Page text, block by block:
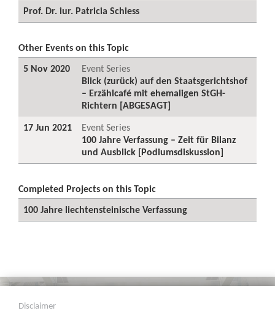
Prof. Dr. iur. Patricia Schiess
Other Events on this Topic
5 Nov 2020
Event Series
Blick (zurück) auf den Staatsgerichtshof
– Erzählcafé mit ehemaligen StGH-
Richtern [ABGESAGT]
17 Jun 2021
Event Series
100 Jahre Verfassung – Zeit für Bilanz
und Ausblick [Podiumsdiskussion]
Completed Projects on this Topic
100 Jahre liechtensteinische Verfassung
Disclaimer